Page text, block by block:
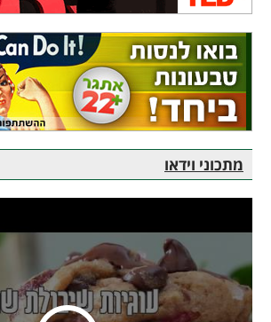
מתכוני וידאו